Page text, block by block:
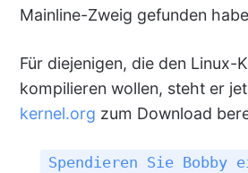
Mainline-Zweig gefunden
Für diejenigen, die den Linux-
kompilieren wollen, steht er
kernel.org zum Download
Spendieren Sie Bobby